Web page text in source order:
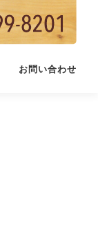
お問い合わせ